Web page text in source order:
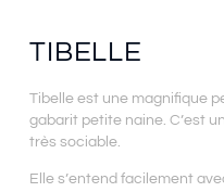
TIBELLE
Tibelle est une magnifique
gabarit petite naine. C’est
très sociable.
Elle s’entend facilement